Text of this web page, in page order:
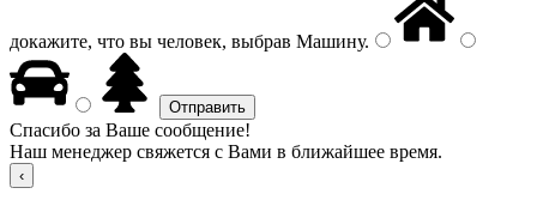
докажите, что вы человек, выбрав Машину.
Спасибо за Ваше сообщение!
Наш менеджер свяжется с Вами в ближайшее время.